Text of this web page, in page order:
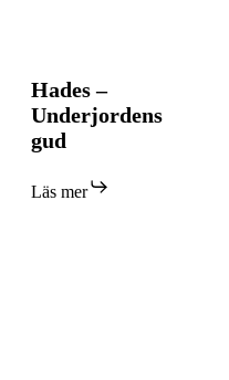
Hades
–
Underjordens
gud
Hades –
Underjordens
gud
Läs mer